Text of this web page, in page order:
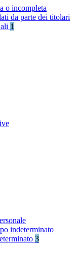
o incompleta
da parte dei titolari
1
indeterminato
3